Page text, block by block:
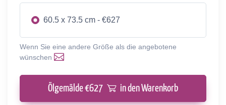
60.5 x 73.5 cm - €627
Wenn Sie eine andere Größe als die angebotene
wünschen
Ölgemälde €627 in den Warenkorb